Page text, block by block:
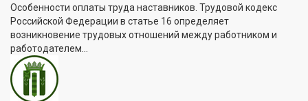
Особенности оплаты труда наставников. Трудовой кодекс
Российской Федерации в статье 16 определяет
возникновение трудовых отношений между работником и
работодателем...